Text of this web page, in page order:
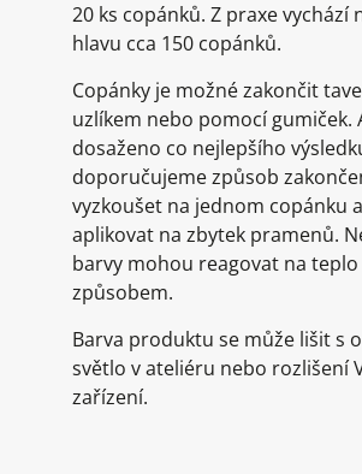
20 ks copánků. Z praxe vychází
hlavu cca 150 copánků.
Copánky je možné zakončit
uzlíkem nebo pomocí gumiček.
dosaženo co nejlepšího
doporučujeme způsob
vyzkoušet na jednom copánku
aplikovat na zbytek pramenů.
barvy mohou reagovat na
způsobem.
Barva produktu se může lišit s
světlo v ateliéru nebo rozlišení
zařízení.